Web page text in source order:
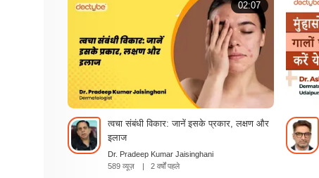
02:07
त्वचा संबंधी विकार: जानें इसके प्रकार, लक्षण और
इलाज
Dr. Pradeep Kumar Jaisinghani
589 व्यूज़
| 2 वर्षों पहले